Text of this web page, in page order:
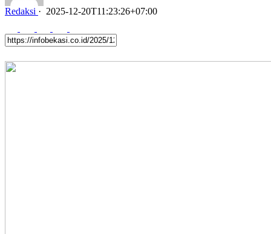
Redaksi · 2025-12-20T11:23:26+07:00